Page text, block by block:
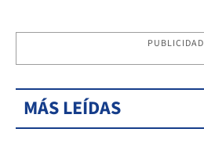
PUBLICIDAD
MÁS LEÍDAS